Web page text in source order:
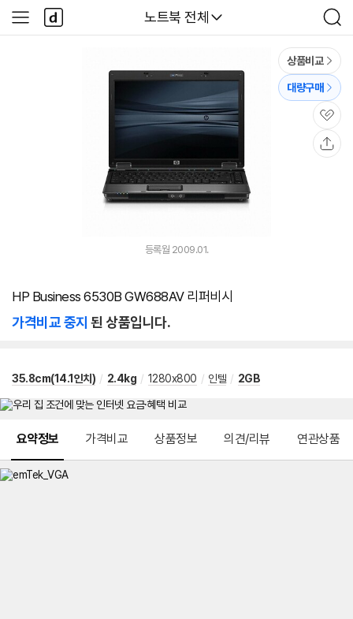
다나와
노트북 전체
검
색
사
이
다
나
와
상품비교
대량구매
관
심
등록월 2009.01.
HP Business 6530B GW688AV 리퍼비시
가격비교 중지 된 상품입니다.
35.8cm(14.1인치) / 2.4kg / 1280x800 / 인텔 / 2GB
요약정보 가격비교 상품정보 의견/리뷰 연관상품